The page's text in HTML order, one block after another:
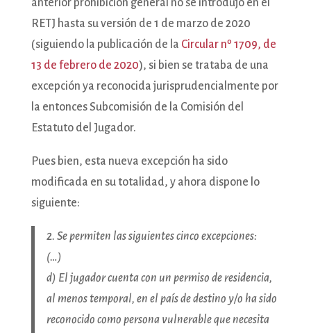
anterior prohibición general no se introdujo en el
RETJ hasta su versión de 1 de marzo de 2020
(siguiendo la publicación de la Circular nº 1709, de
13 de febrero de 2020), si bien se trataba de una
excepción ya reconocida jurisprudencialmente por
la entonces Subcomisión de la Comisión del
Estatuto del Jugador.
Pues bien, esta nueva excepción ha sido
modificada en su totalidad, y ahora dispone lo
siguiente:
2. Se permiten las siguientes cinco excepciones:
(…)
d) El jugador cuenta con un permiso de residencia,
al menos temporal, en el país de destino y/o ha sido
reconocido como persona vulnerable que necesita